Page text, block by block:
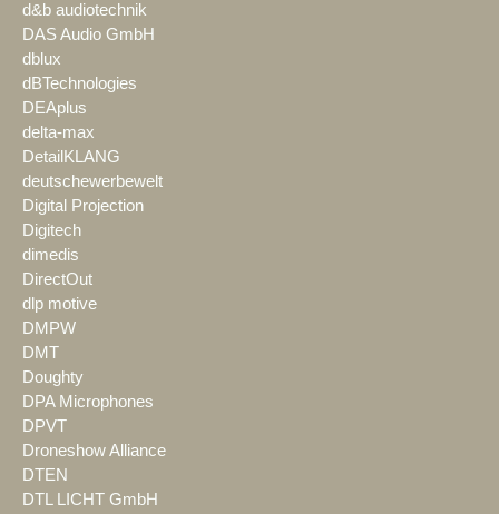
d&b audiotechnik
DAS Audio GmbH
dblux
dBTechnologies
DEAplus
delta-max
DetailKLANG
deutschewerbewelt
Digital Projection
Digitech
dimedis
DirectOut
dlp motive
DMPW
DMT
Doughty
DPA Microphones
DPVT
Droneshow Alliance
DTEN
DTL LICHT GmbH